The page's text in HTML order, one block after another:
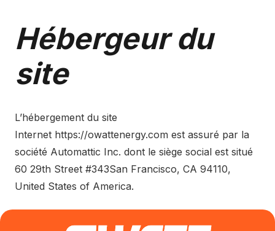
Hébergeur du
site
L’hébergement du site
Internet https://owattenergy.com est assuré par la
société Automattic Inc. dont le siège social est situé
60 29th Street #343San Francisco, CA 94110,
United States of America.